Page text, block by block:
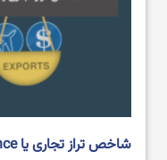
شاخص تراز تجاری یا Trade Balance در فارکس چیست؟